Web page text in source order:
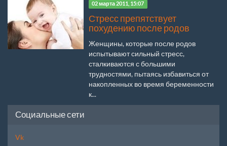
02 марта 2011, 15:07
Стресс препятствует
похудению после родов
Женщины, которые после родов
испытывают сильный стресс,
сталкиваются с большими
трудностями, пытаясь избавиться от
накопленных во время беременности
к...
Социальные сети
Vk